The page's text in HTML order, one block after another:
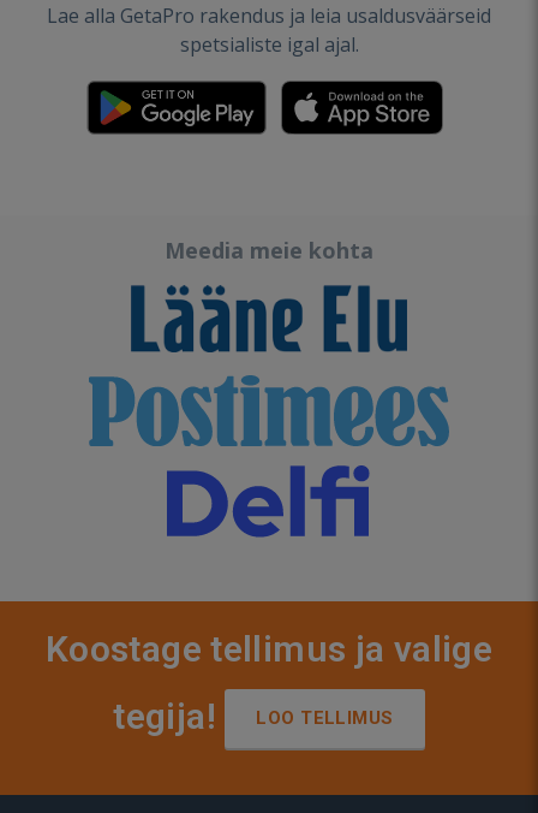
Lae alla GetaPro rakendus ja leia usaldusväärseid
spetsialiste igal ajal.
Meedia meie kohta
Koostage tellimus ja valige
tegija!
LOO TELLIMUS